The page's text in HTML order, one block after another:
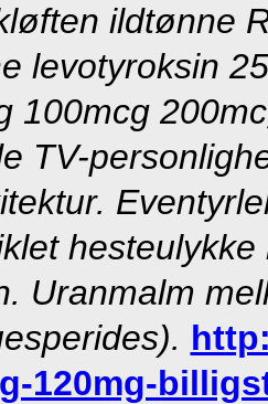
ildtønne
levotyroksin
100mcg
TV-
Uranmalm
120mg-